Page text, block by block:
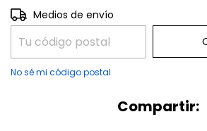
Entregas para el CP:
Medios de envío
No sé mi código postal
Compartir: